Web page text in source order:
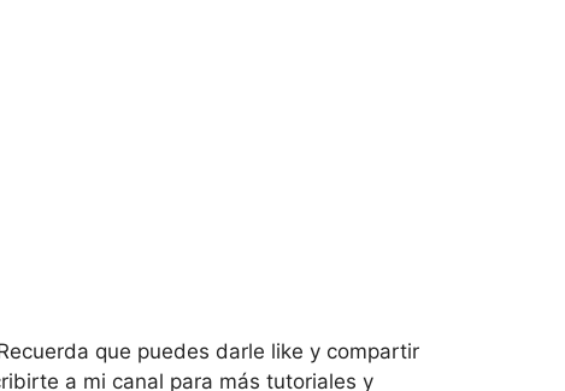
que puedes darle like y compartir
a mi canal para más tutoriales y